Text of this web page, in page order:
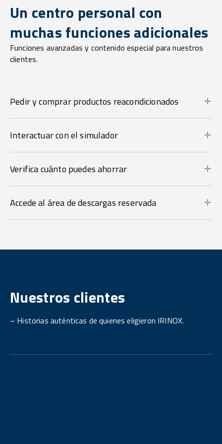
Un centro personal con
muchas funciones adicionales
Funciones avanzadas y contenido especial para nuestros
clientes.
Pedir y comprar productos reacondicionados
Interactuar con el simulador
Verifica cuánto puedes ahorrar
Accede al área de descargas reservada
Nuestros clientes
– Historias auténticas de quienes eligieron IRINOX.